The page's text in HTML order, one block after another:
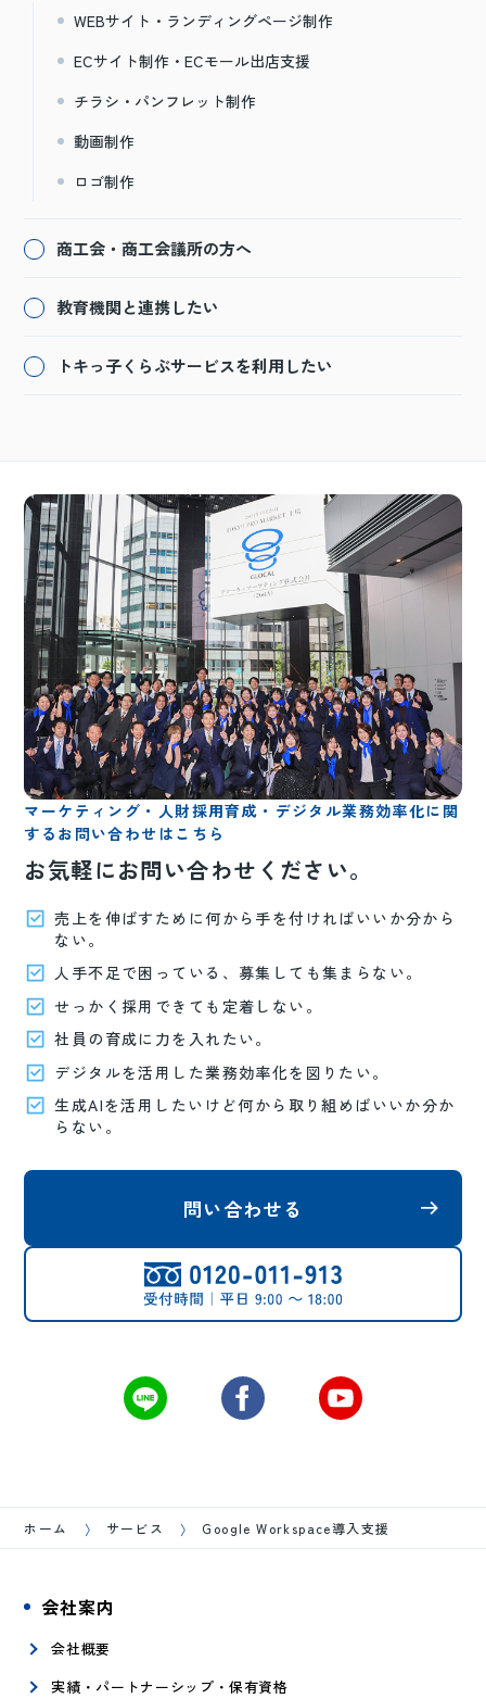
WEBサイト・ランディングページ制作
ECサイト制作・ECモール出店支援
チラシ・パンフレット制作
動画制作
ロゴ制作
商工会・商工会議所の方へ
教育機関と連携したい
トキっ子くらぶサービスを利用したい
マーケティング・人財採用育成・デジタル業務効率化に関
するお問い合わせはこちら
お気軽にお問い合わせください。
売上を伸ばすために何から手を付ければいいか分から
ない。
人手不足で困っている、募集しても集まらない。
せっかく採用できても定着しない。
社員の育成に力を入れたい。
デジタルを活用した業務効率化を図りたい。
生成AIを活用したいけど何から取り組めばいいか分か
らない。
問い合わせる
ホーム サービス Google Workspace導入支援
会社案内
会社概要
実績・パートナーシップ・保有資格